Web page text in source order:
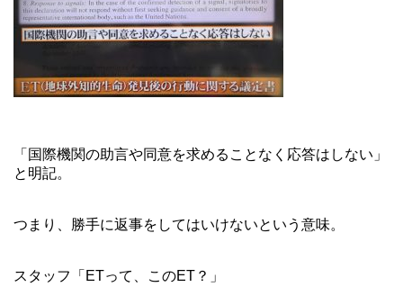
「国際機関の助言や同意を求めることなく応答はしない」
と明記。
つまり、勝手に返事をしてはいけないという意味。
スタッフ「ETって、このET？」